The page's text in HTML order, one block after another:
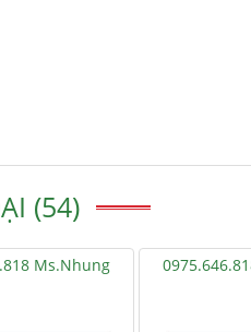
(54)
Ms.Nhung